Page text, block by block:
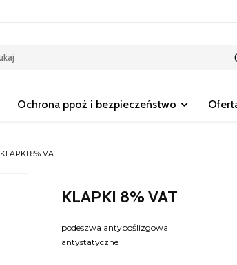
Ochrona ppoż i bezpieczeństwo
KLAPKI 8% VAT
KLAPKI 8% VAT
podeszwa antypoślizgowa
antystatyczne